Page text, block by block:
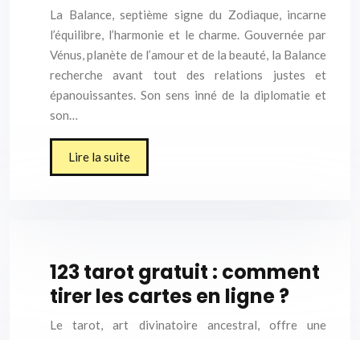
La Balance, septième signe du Zodiaque, incarne
l’équilibre, l’harmonie et le charme. Gouvernée par
Vénus, planète de l’amour et de la beauté, la Balance
recherche avant tout des relations justes et
épanouissantes. Son sens inné de la diplomatie et
son…
Lire la suite
123 tarot gratuit : comment
tirer les cartes en ligne ?
Le tarot, art divinatoire ancestral, offre une